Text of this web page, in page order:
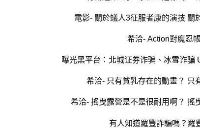
電影- 關於蟻人3征服者康的演技 關
希洽- Action對魔忍
曝光黑平台：北城证券诈骗、冰雪诈骗
希洽- 只有貧乳存在的動畫？ 只
希洽- 搖曳露營是不是很耐用啊？ 搖
有人知道羅豐詐騙嗎？羅